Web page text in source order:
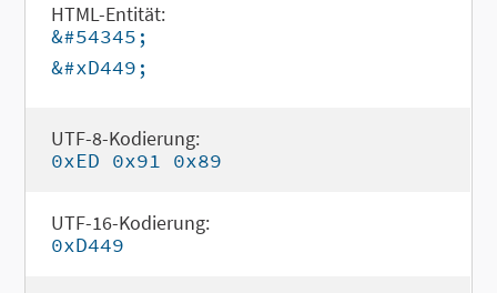
HTML-Entität:
&#54345;
&#xD449;
UTF-8-Kodierung:
0xED 0x91 0x89
UTF-16-Kodierung:
0xD449